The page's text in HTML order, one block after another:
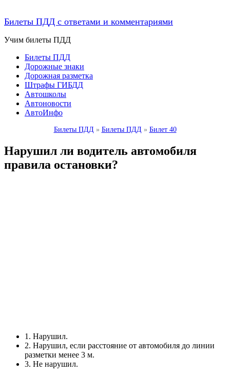
Билеты ПДД с ответами и комментариями
Учим билеты ПДД
Билеты ПДД
Дорожные знаки
Дорожная разметка
Штрафы ГИБДД
Автошколы
Автоновости
АвтоИнфо
Билеты ПДД » Билеты ПДД » Билет 40
Нарушил ли водитель автомобиля
правила остановки?
1. Нарушил.
2. Нарушил, если расстояние от автомобиля до линии
разметки менее 3 м.
3. Не нарушил.